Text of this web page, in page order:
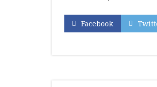
Facebook